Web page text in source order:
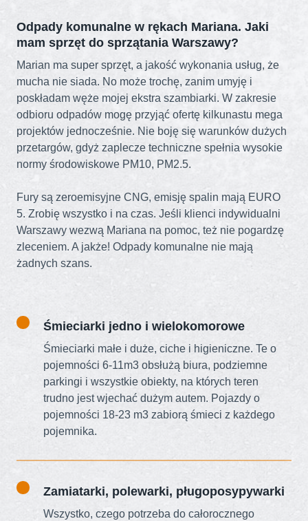
Odpady komunalne w rękach Mariana. Jaki
mam sprzęt do sprzątania Warszawy?
Marian ma super sprzęt, a jakość wykonania usług, że
mucha nie siada. No może trochę, zanim umyję i
poskładam węże mojej ekstra szambiarki. W zakresie
odbioru odpadów mogę przyjąć ofertę kilkunastu mega
projektów jednocześnie. Nie boję się warunków dużych
przetargów, gdyż zaplecze techniczne spełnia wysokie
normy środowiskowe PM10, PM2.5.
Fury są zeroemisyjne CNG, emisję spalin mają EURO
5. Zrobię wszystko i na czas. Jeśli klienci indywidualni
Warszawy wezwą Mariana na pomoc, też nie pogardzę
zleceniem. A jakże! Odpady komunalne nie mają
żadnych szans.
Śmieciarki jedno i wielokomorowe
Śmieciarki małe i duże, ciche i higieniczne. Te o
pojemności 6-11m3 obsłużą biura, podziemne
parkingi i wszystkie obiekty, na których teren
trudno jest wjechać dużym autem. Pojazdy o
pojemności 18-23 m3 zabiorą śmieci z każdego
pojemnika.
Zamiatarki, polewarki, pługoposypywarki
Wszystko, czego potrzeba do całorocznego